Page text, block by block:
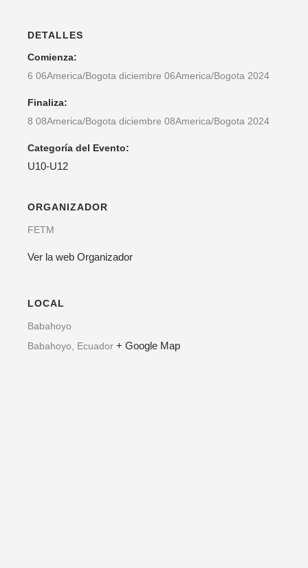
DETALLES
Comienza:
6 06America/Bogota diciembre 06America/Bogota 2024
Finaliza:
8 08America/Bogota diciembre 08America/Bogota 2024
Categoría del Evento:
U10-U12
ORGANIZADOR
FETM
Ver la web Organizador
LOCAL
Babahoyo
Babahoyo
Ecuador + Google Map